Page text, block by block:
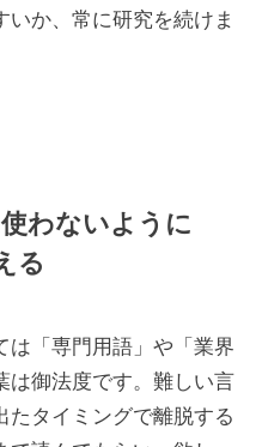
か、常に研究を続けま
わないように
る
は「専門用語」や「業界
は御法度です。難しい言
タイミングで離脱する